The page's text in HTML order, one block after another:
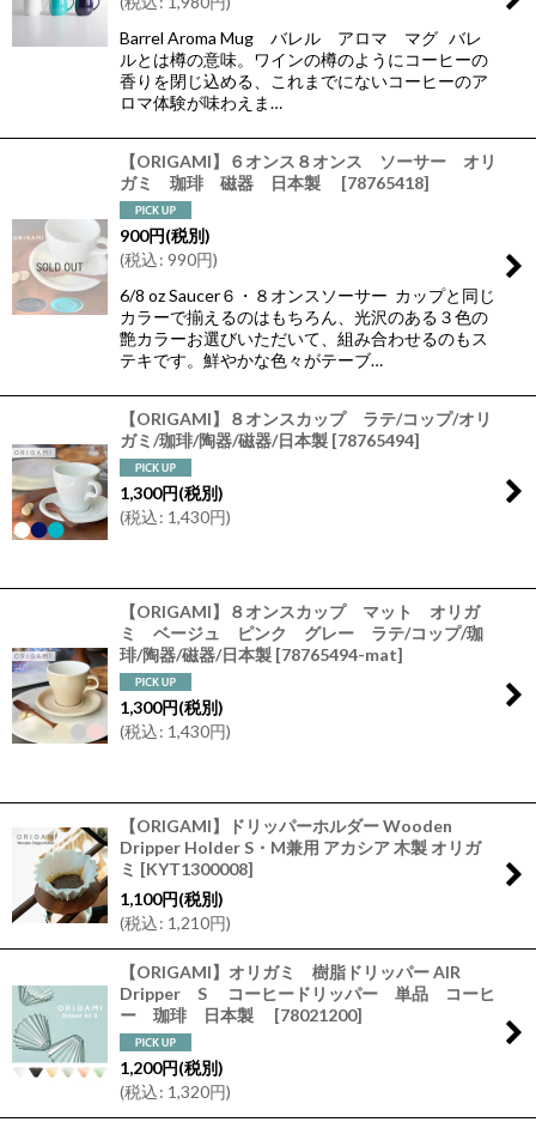
Barrel Aroma Mug バレル アロマ マグ バレ
ルとは樽の意味。ワインの樽のようにコーヒーの
香りを閉じ込める、これまでにないコーヒーのア
ロマ体験が味わえま…
【ORIGAMI】６オンス８オンス ソーサー オリ
ガミ 珈琲 磁器 日本製
[78765418]
900円(税別)
(税込: 990円)
6/8 oz Saucer６・８オンスソーサー カップと同じ
カラーで揃えるのはもちろん、光沢のある３色の
艶カラーお選びいただいて、組み合わせるのもス
テキです。鮮やかな色々がテーブ…
【ORIGAMI】８オンスカップ ラテ/コップ/オリ
ガミ/珈琲/陶器/磁器/日本製 [78765494]
1,300円(税別)
(税込: 1,430円)
【ORIGAMI】８オンスカップ マット オリガ
ミ ベージュ ピンク グレー ラテ/コップ/珈
琲/陶器/磁器/日本製 [78765494-mat]
1,300円(税別)
(税込: 1,430円)
【ORIGAMI】ドリッパーホルダー Wooden
Dripper Holder S・M兼用 アカシア 木製 オリガ
ミ [KYT1300008]
1,100円(税別)
(税込: 1,210円)
【ORIGAMI】オリガミ 樹脂ドリッパー AIR
Dripper S コーヒードリッパー 単品 コーヒ
ー 珈琲 日本製
[78021200]
1,200円(税別)
(税込: 1,320円)